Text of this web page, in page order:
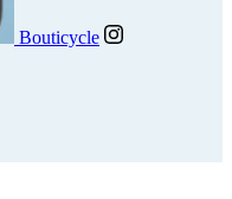
Bouticycle